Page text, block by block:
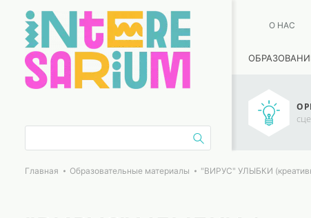
О НАС
Главная Образовательные материалы "ВИРУС" УЛЫБКИ